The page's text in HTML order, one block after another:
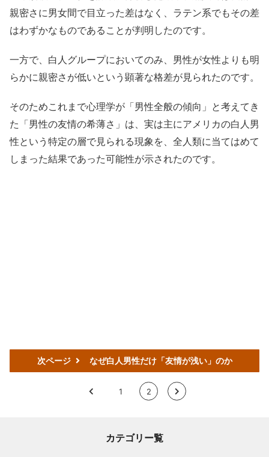
親密さに男女間で目立った差はなく、ラテン系でもその差
はわずかなものであることが判明したのです。
一方で、白人グループにおいてのみ、男性が女性よりも明
らかに親密さが低いという顕著な格差が見られたのです。
そのためこれまで心理学が「男性全般の傾向」と考えてき
た「男性の友情の希薄さ」は、実は主にアメリカの白人男
性という特定の層で見られる現象を、全人類に当てはめて
しまった結果であった可能性が示されたのです。
次ページ なぜ白人男性だけ「友情が浅い」のか
< 1 2 >
カテゴリー覧